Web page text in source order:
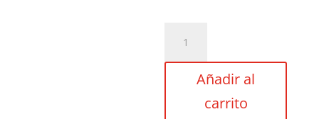
PULLDOWN
SEATED
IMPULSE
Añadir al
carrito